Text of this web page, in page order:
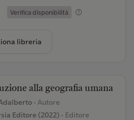
Verifica disponibilità
libreria
alla geografia umana
- Autore
Editore (2022)- Editore